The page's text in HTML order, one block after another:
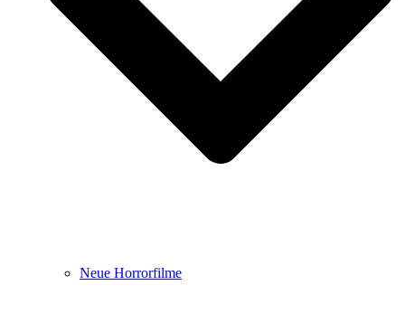
Neue Horrorfilme